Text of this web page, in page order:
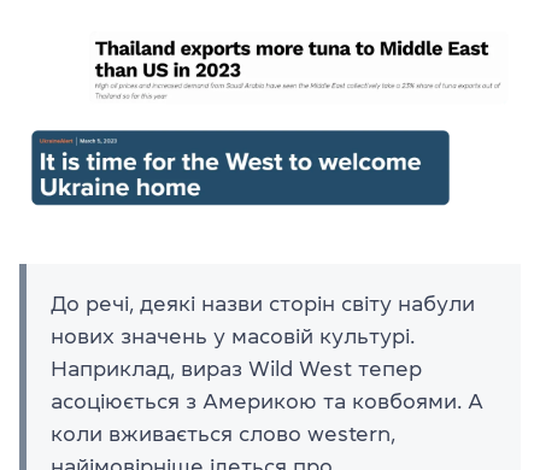
До речі, деякі назви сторін світу набули
нових значень у масовій культурі.
Наприклад, вираз Wild West тепер
асоціюється з Америкою та ковбоями. А
коли вживається слово western,